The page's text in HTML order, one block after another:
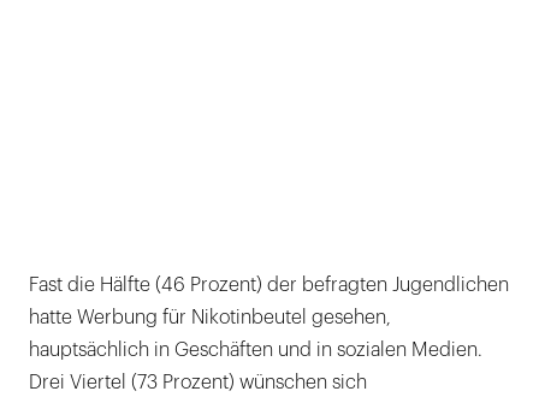
Fast die Hälfte (46 Prozent) der befragten Jugendlichen
hatte Werbung für Nikotinbeutel gesehen,
hauptsächlich in Geschäften und in sozialen Medien.
Drei Viertel (73 Prozent) wünschen sich